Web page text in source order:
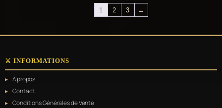
1 2 3 →
⚔️ INFORMATIONS
À propos
Contact
Conditions Générales de Vente